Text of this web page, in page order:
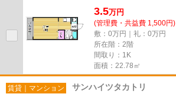
3.5万円
(管理費・共益費 1,500円)
敷：0万円｜礼：0万円
所在階：2階
間取り：1K
面積：22.78㎡
賃貸｜マンション サンハイツタカトリ